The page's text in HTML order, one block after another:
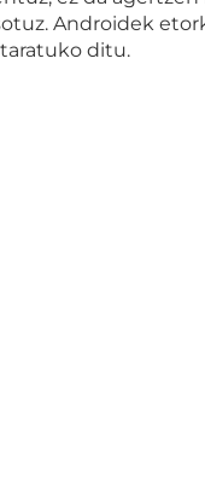
Androidek
ditu.